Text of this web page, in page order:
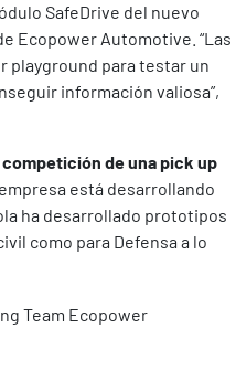
SafeDrive del nuevo
Ecopower Automotive. “Las
playground para testar un
información valiosa”,
de una pick up
está desarrollando
ha desarrollado prototipos
como para Defensa a lo